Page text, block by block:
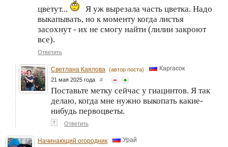
цветут...
Я уж вырезала часть цветка. Надо
выкапывать, но к моменту когда листья
засохнут - их не смогу найти (лилии закроют
все).
Ответить
Светлана Каялова (автор поста) Каргасок
21 мая 2025 года #
Поставьте метку сейчас у гиацинтов. Я так
делаю, когда мне нужно выкопать какие-
нибудь первоцветы.
↑ Ответить
Начинающий огородник Урай